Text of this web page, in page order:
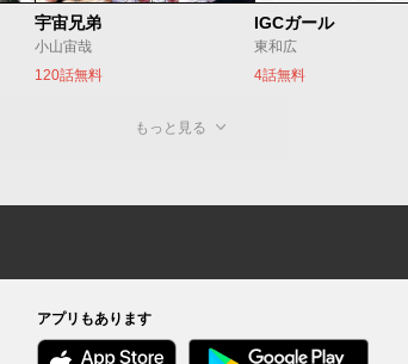
宇宙兄弟
小山宙哉
120話無料
IGCガール
東和広
4話無料
もっと見る
アプリもあります